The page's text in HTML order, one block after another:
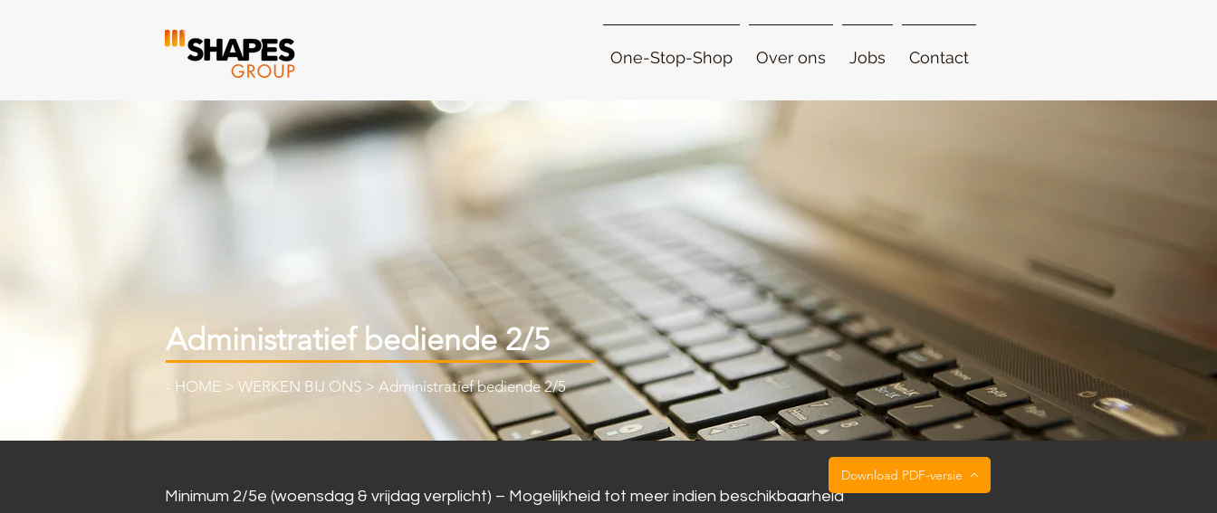
One-Stop-Shop Over ons Jobs Contact
Administratief bediende 2/5
- HOME > WERKEN BIJ ONS > Administratief bediende 2/5
Minimum 2/5e (woensdag & vrijdag verplicht) – Mogelijkheid tot meer indien beschikbaarheid
Download PDF-versie